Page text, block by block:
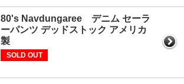
80's Navdungaree デニム セーラ
ーパンツ デッドストック アメリカ
製
SOLD OUT